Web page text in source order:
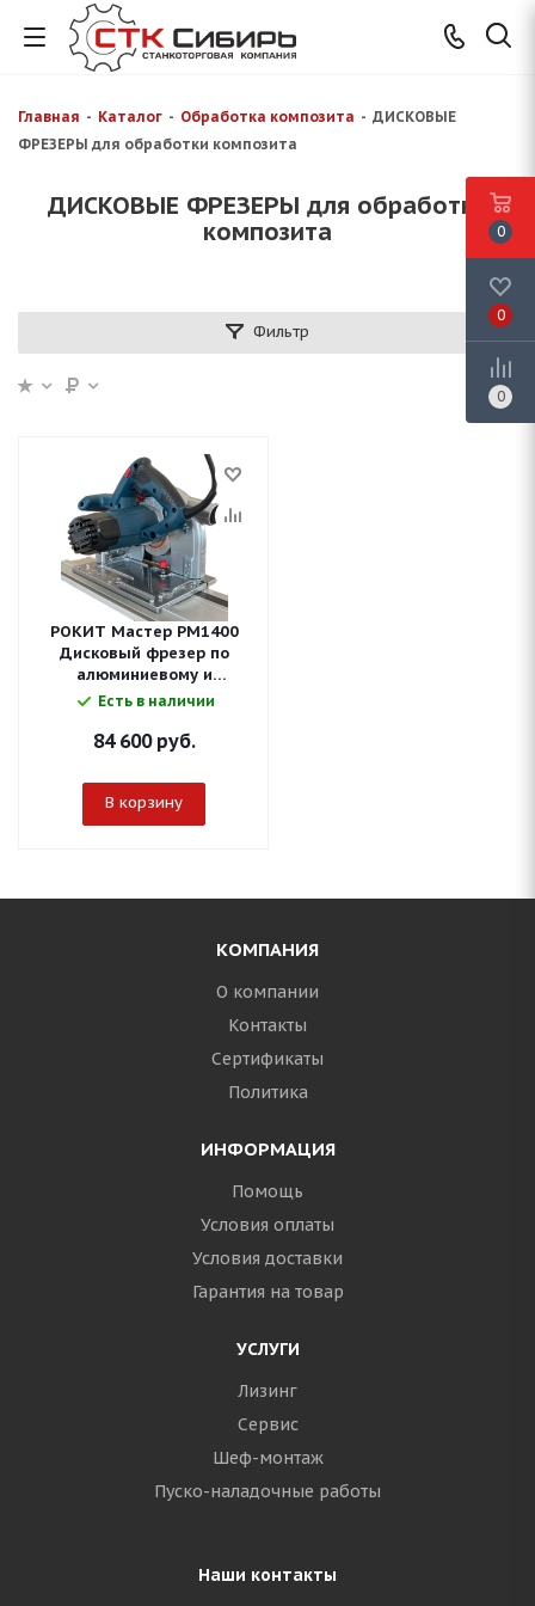
Главная - Каталог - Обработка композита - ДИСКОВЫЕ
ФРЕЗЕРЫ для обработки композита
ДИСКОВЫЕ ФРЕЗЕРЫ для обработки
композита
Фильтр
РОКИТ Мастер РМ1400
Дисковый фрезер по
алюминиевому и
стальному композиту (БЕЗ
Есть в наличии
84 600руб.
В корзину
КОМПАНИЯ
О компании
Контакты
Сертификаты
Политика
ИНФОРМАЦИЯ
Помощь
Условия оплаты
Условия доставки
Гарантия на товар
УСЛУГИ
Лизинг
Сервис
Шеф-монтаж
Пуско-наладочные работы
Наши контакты
0
0
0